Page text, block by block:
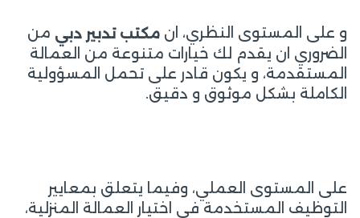
و على المستوى النظري، ان مكتب تدبير دبي من
الضروري ان يقدم لك خيارات متنوعة من العمالة
المستقدمة، و يكون قادر على تحمل المسؤولية
الكاملة بشكل موثوق و دقيق.
على المستوى العملي، وفيما يتعلق بمعايير
التوظيف المستخدمة في اختيار العمالة المنزلية،